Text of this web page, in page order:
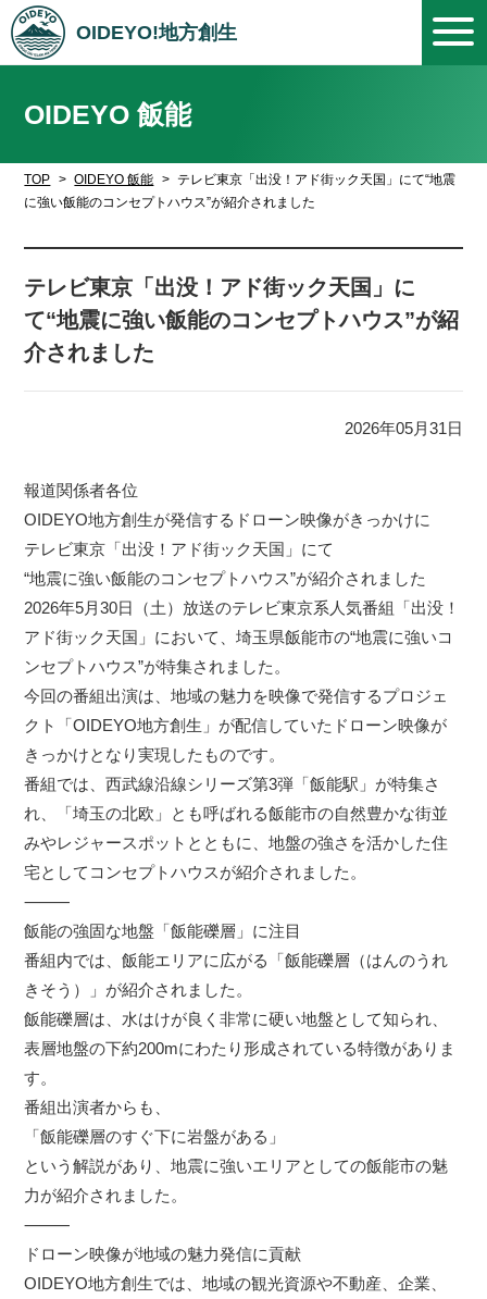
OIDEYO!地方創生
OIDEYO 飯能
TOP OIDEYO 飯能
テレビ東京「出没！アド街ック天国」にて“地震
に強い飯能のコンセプトハウス”が紹介されました
テレビ東京「出没！アド街ック天国」に
て“地震に強い飯能のコンセプトハウス”が紹
介されました
2026年05月31日
報道関係者各位
OIDEYO地方創生が発信するドローン映像がきっかけに
テレビ東京「出没！アド街ック天国」にて
“地震に強い飯能のコンセプトハウス”が紹介されました
2026年5月30日（土）放送のテレビ東京系人気番組「出没！
アド街ック天国」において、埼玉県飯能市の“地震に強いコ
ンセプトハウス”が特集されました。
今回の番組出演は、地域の魅力を映像で発信するプロジェ
クト「OIDEYO地方創生」が配信していたドローン映像が
きっかけとなり実現したものです。
番組では、西武線沿線シリーズ第3弾「飯能駅」が特集さ
れ、「埼玉の北欧」とも呼ばれる飯能市の自然豊かな街並
みやレジャースポットとともに、地盤の強さを活かした住
宅としてコンセプトハウスが紹介されました。
⸻
飯能の強固な地盤「飯能礫層」に注目
番組内では、飯能エリアに広がる「飯能礫層（はんのうれ
きそう）」が紹介されました。
飯能礫層は、水はけが良く非常に硬い地盤として知られ、
表層地盤の下約200mにわたり形成されている特徴がありま
す。
番組出演者からも、
「飯能礫層のすぐ下に岩盤がある」
という解説があり、地震に強いエリアとしての飯能市の魅
力が紹介されました。
⸻
ドローン映像が地域の魅力発信に貢献
OIDEYO地方創生では、地域の観光資源や不動産、企業、